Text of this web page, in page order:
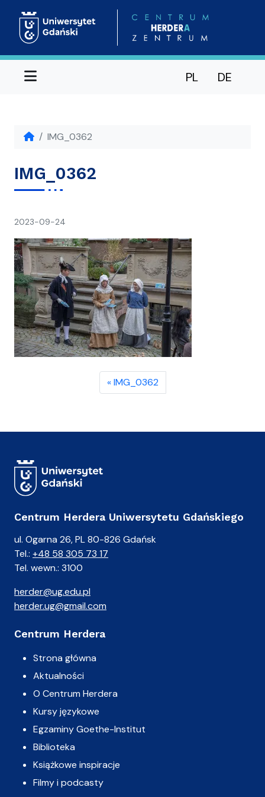
Menu PL DE
IMG_0362
IMG_0362
2023-09-24
IMG_0362
Centrum Herdera Uniwersytetu Gdańskiego
ul. Ogarna 26, PL 80-826 Gdańsk
Tel.: +48 58 305 73 17
Tel. wewn.: 3100
herder@ug.edu.pl
herder.ug@gmail.com
Centrum Herdera
Strona główna
Aktualności
O Centrum Herdera
Kursy językowe
Egzaminy Goethe-Institut
Biblioteka
Książkowe inspiracje
Filmy i podcasty